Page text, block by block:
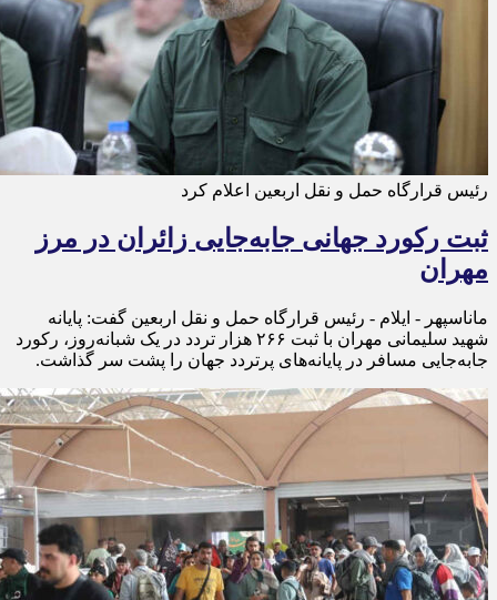
رئیس قرارگاه حمل و نقل اربعین اعلام کرد
ثبت رکورد جهانی جابه‌جایی زائران در مرز
مهران
ماناسپهر - ایلام - رئیس قرارگاه حمل‌ و نقل اربعین گفت: پایانه
شهید سلیمانی مهران با ثبت ۲۶۶ هزار تردد در یک شبانه‌روز، رکورد
جابه‌جایی مسافر در پایانه‌های پرتردد جهان را پشت سر گذاشت.